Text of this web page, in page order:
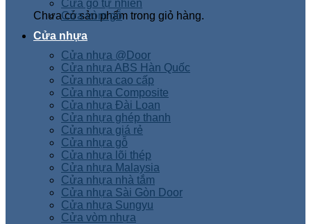
Chưa có sản phẩm trong giỏ hàng.
Cửa gỗ tự nhiên
Cửa vòm gỗ
Cửa nhựa
Cửa nhựa @Door
Cửa nhựa ABS Hàn Quốc
Cửa nhựa cao cấp
Cửa nhựa Composite
Cửa nhựa Đài Loan
Cửa nhựa ghép thanh
Cửa nhựa giá rẻ
Cửa nhựa gỗ
Cửa nhựa lõi thép
Cửa nhựa Malaysia
Cửa nhựa nhà tắm
Cửa nhựa Sài Gòn Door
Cửa nhựa Sungyu
Cửa vòm nhựa